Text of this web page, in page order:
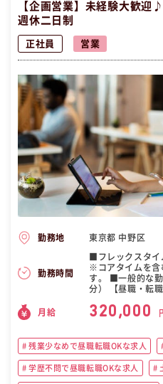
【企画営業】未経験大歓迎
週休二日制
正社員 営業
勤務地 東京都 中野区
勤務時間
■フレックスタ
※コアタイムを含
す。 ■一般的な
分） 【昼職・転職
月給 320,000
残業少なめで昼職転職OKな求人
学歴不問で昼職転職OKな求人